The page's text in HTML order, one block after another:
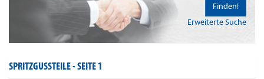
Erweiterte Suche
Finden!
SPRITZGUSSTEILE -SEITE 1